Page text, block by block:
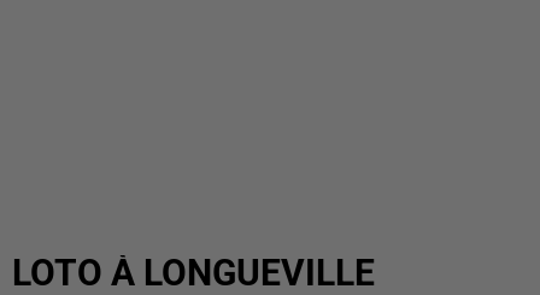
LOTO À LONGUEVILLE